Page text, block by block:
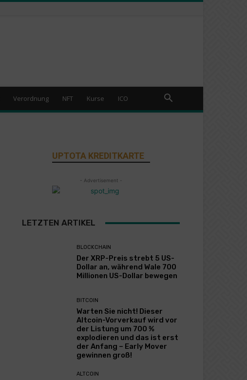
Verordnung NFT Kurse ICO
UPTOTA KREDITKARTE
- Advertisement -
LETZTEN ARTIKEL
BLOCKCHAIN
Der XRP-Preis strebt 5 US-
Dollar an, während Wale 700
Millionen US-Dollar bewegen
BITCOIN
Warten Sie nicht! Dieser
Altcoin-Vorverkauf wird vor
der Listung um 700 %
explodieren und das ist erst
der Anfang – Early Mover
gewinnen groß!
ALTCOIN